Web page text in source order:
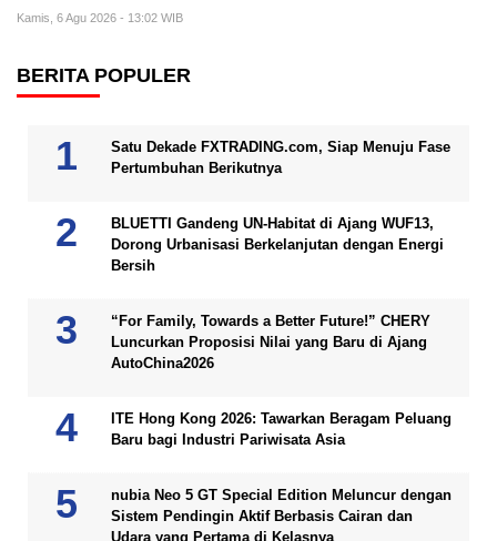
Kamis, 6 Agu 2026 - 13:02 WIB
BERITA POPULER
Satu Dekade FXTRADING.com, Siap Menuju Fase
Pertumbuhan Berikutnya
BLUETTI Gandeng UN-Habitat di Ajang WUF13,
Dorong Urbanisasi Berkelanjutan dengan Energi
Bersih
“For Family, Towards a Better Future!” CHERY
Luncurkan Proposisi Nilai yang Baru di Ajang
AutoChina2026
ITE Hong Kong 2026: Tawarkan Beragam Peluang
Baru bagi Industri Pariwisata Asia
nubia Neo 5 GT Special Edition Meluncur dengan
Sistem Pendingin Aktif Berbasis Cairan dan
Udara yang Pertama di Kelasnya